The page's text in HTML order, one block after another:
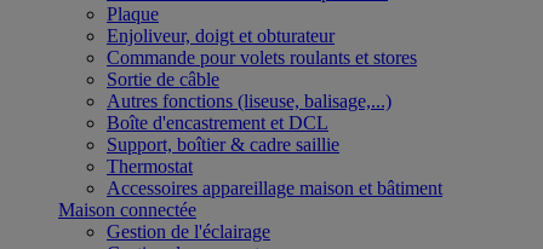
Plaque
Enjoliveur, doigt et obturateur
Commande pour volets roulants et stores
Sortie de câble
Autres fonctions (liseuse, balisage,...)
Boîte d'encastrement et DCL
Support, boîtier & cadre saillie
Thermostat
Accessoires appareillage maison et bâtiment
Maison connectée
Gestion de l'éclairage